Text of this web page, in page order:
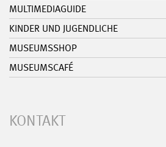
MULTIMEDIAGUIDE
KINDER UND JUGENDLICHE
MUSEUMSSHOP
MUSEUMSCAFÉ
KONTAKT